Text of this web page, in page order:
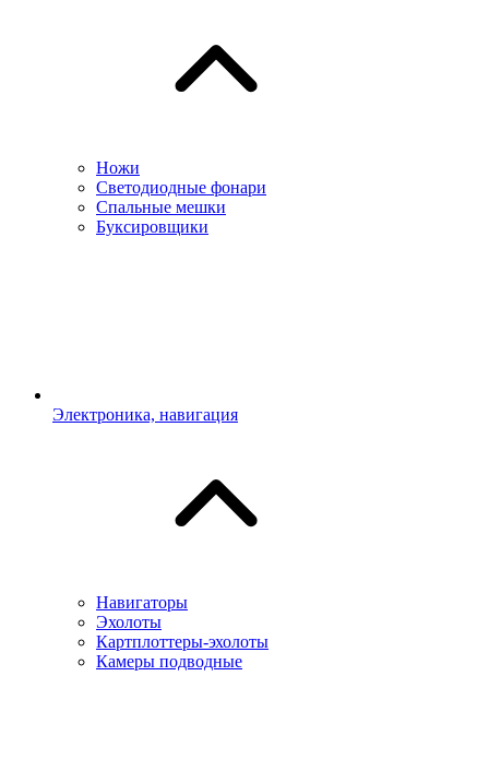
Ножи
Светодиодные фонари
Спальные мешки
Буксировщики
Электроника, навигация
Навигаторы
Эхолоты
Картплоттеры-эхолоты
Камеры подводные